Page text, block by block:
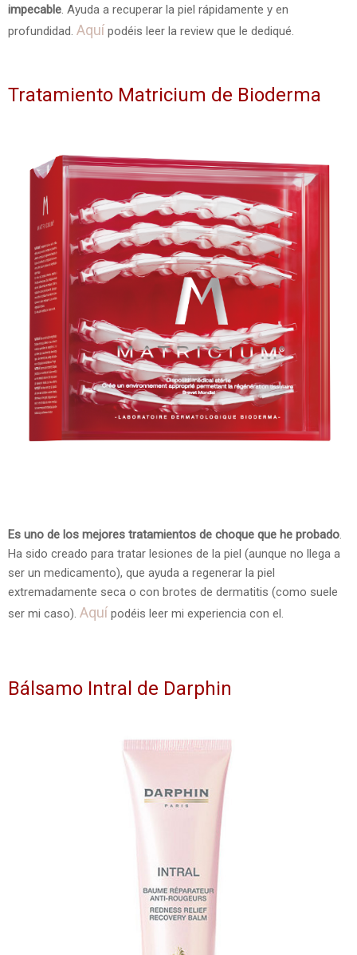
impecable. Ayuda a recuperar la piel rápidamente y en
profundidad. Aquí podéis leer la review que le dediqué.
Tratamiento Matricium de Bioderma
Es uno de los mejores tratamientos de choque que he probado.
Ha sido creado para tratar lesiones de la piel (aunque no llega a
ser un medicamento), que ayuda a regenerar la piel
extremadamente seca o con brotes de dermatitis (como suele
ser mi caso). Aquí podéis leer mi experiencia con el.
Bálsamo Intral de Darphin